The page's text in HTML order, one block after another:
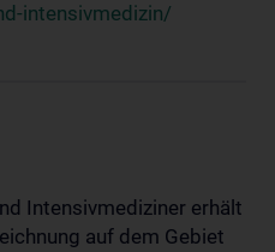
intensivmedizin/
Intensivmediziner erhält
auf dem Gebiet